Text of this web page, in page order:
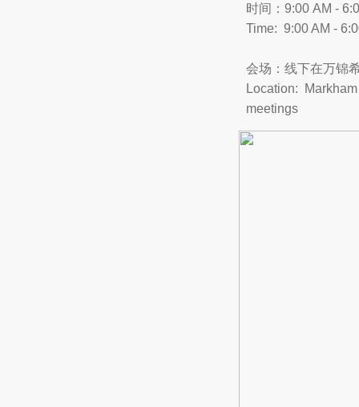
时间：9:00 AM -
Time: 9:00 AM -
会场：线下在万锦
Location:
meetings